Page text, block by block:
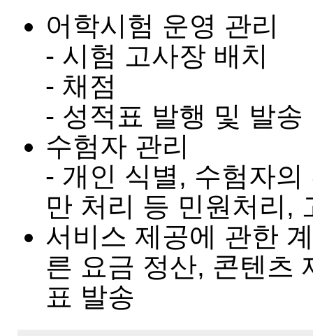
어학시험 운영 관리
- 시험 고사장 배치
- 채점
- 성적표 발행 및 발송
수험자 관리
- 개인 식별, 수험자
만 처리 등 민원처리,
서비스 제공에 관한
른 요금 정산, 콘텐츠
표 발송